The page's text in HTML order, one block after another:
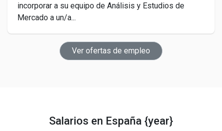
incorporar a su equipo de Análisis y Estudios de
Mercado a un/a...
Ver ofertas de empleo
Salarios en España {year}